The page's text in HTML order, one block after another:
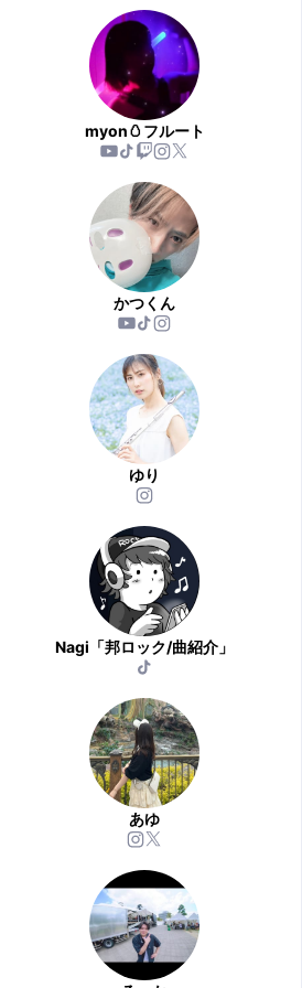
myon🥚フルート
かつくん
ゆり
Nagi「邦ロック/曲紹介」
あゆ